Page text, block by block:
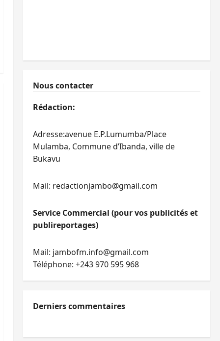
Nous contacter
Rédaction:
Adresse:avenue E.P.Lumumba/Place
Mulamba, Commune d’Ibanda, ville de
Bukavu
Mail: redactionjambo@gmail.com
Service Commercial (pour vos publicités et
publireportages)
Mail: jambofm.info@gmail.com
Téléphone: +243 970 595 968
Derniers commentaires